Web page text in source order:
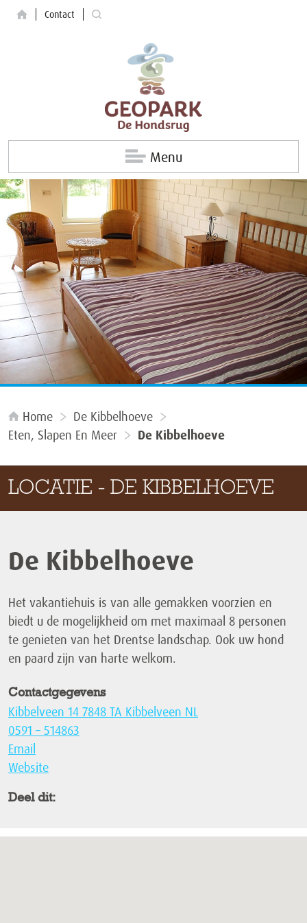
Contact
Menu
Home
De Kibbelhoeve
Eten, Slapen En Meer
De Kibbelhoeve
LOCATIE - DE KIBBELHOEVE
De Kibbelhoeve
Het vakantiehuis is van alle gemakken voorzien en
biedt u de mogelijkheid om met maximaal 8 personen
te genieten van het Drentse landschap. Ook uw hond
en paard zijn van harte welkom.
Contactgegevens
Kibbelveen 14 7848 TA Kibbelveen NL
0591 – 514863
Email
Website
Deel dit: